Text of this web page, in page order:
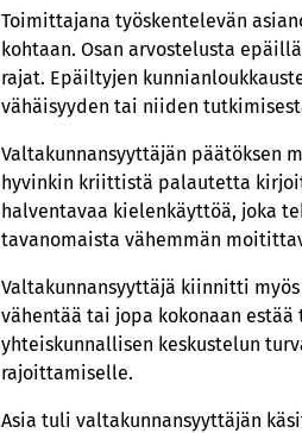
Toimittajana työskentelevän
kohtaan. Osan arvostelusta
rajat. Epäiltyjen
vähäisyyden tai niiden
Valtakunnansyyttäjän päätöksen
hyvinkin kriittistä palautetta
halventavaa kielenkäyttöä, joka
tavanomaista vähemmän
Valtakunnansyyttäjä kiinnitti
vähentää tai jopa kokonaan
yhteiskunnallisen keskustelun
rajoittamiselle.
Asia tuli valtakunnansyyttäjän